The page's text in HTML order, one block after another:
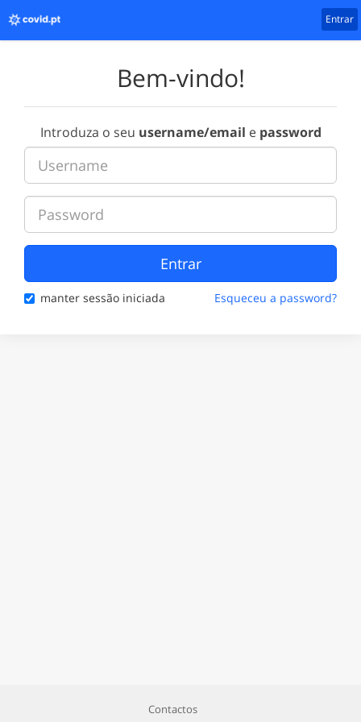
Entrar
Bem-vindo!
Introduza o seu username/email e password
Entrar
manter sessão iniciada Esqueceu a password?
Contactos